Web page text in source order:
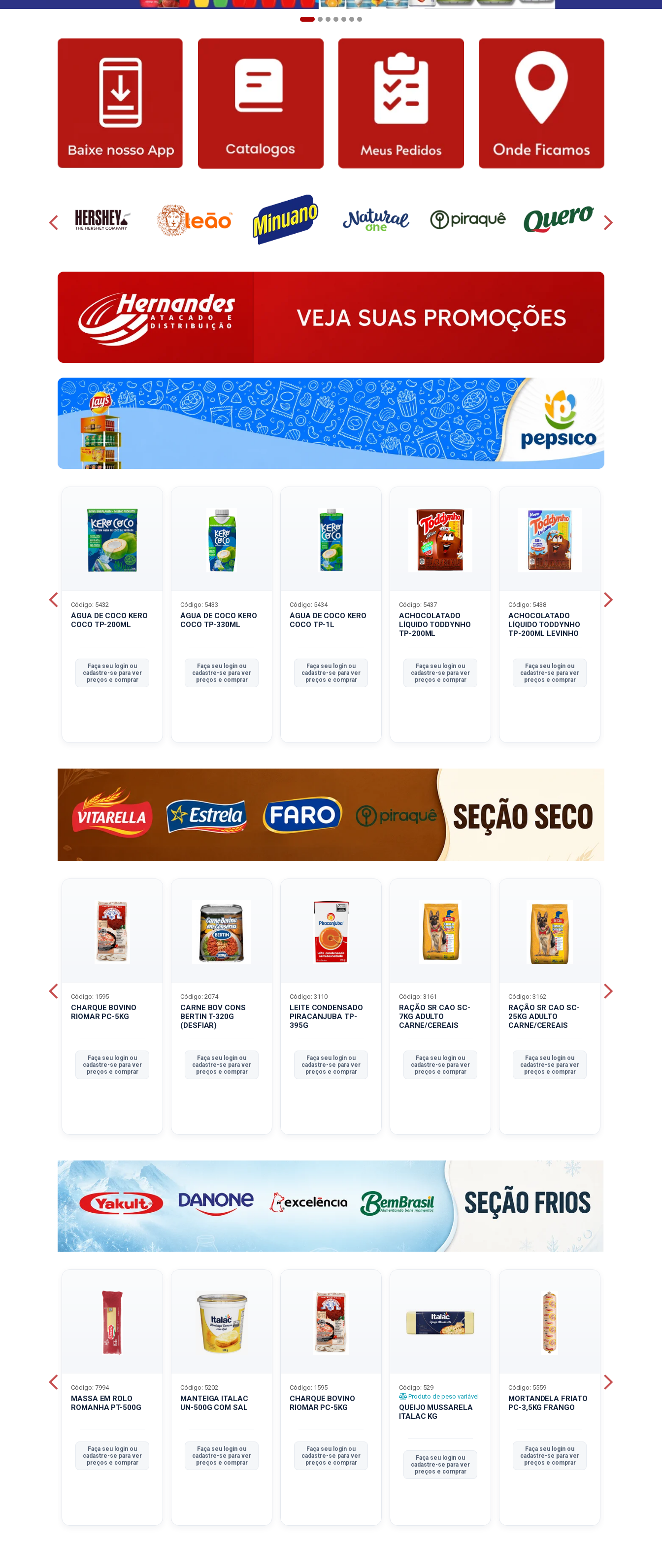
ÁGUA DE COCO KERO
COCO TP-200ML
Código: 5432
Faça seu login ou
cadastre-se para ver
preços e comprar
ÁGUA DE COCO KERO
COCO TP-330ML
Código: 5433
Faça seu login ou
cadastre-se para ver
preços e comprar
ÁGUA DE COCO KERO
COCO TP-1L
Código: 5434
Faça seu login ou
cadastre-se para ver
preços e comprar
ACHOCOLATADO
LÍQUIDO TODDYNHO
TP-200ML
Código: 5437
Faça seu login ou
cadastre-se para ver
preços e comprar
ACHOCOLATADO
LÍQUIDO TODDYNHO
TP-200ML LEVINHO
Código: 5438
Faça seu login ou
cadastre-se para ver
preços e comprar
CHARQUE BOVINO
RIOMAR PC-5KG
Código: 1595
Faça seu login ou
cadastre-se para ver
preços e comprar
CARNE BOV CONS
BERTIN T-320G
(DESFIAR)
Código: 2074
Faça seu login ou
cadastre-se para ver
preços e comprar
LEITE CONDENSADO
PIRACANJUBA TP-
395G
Código: 3110
Faça seu login ou
cadastre-se para ver
preços e comprar
RAÇÃO SR CAO SC-
7KG ADULTO
CARNE/CEREAIS
Código: 3161
Faça seu login ou
cadastre-se para ver
preços e comprar
RAÇÃO SR CAO SC-
25KG ADULTO
CARNE/CEREAIS
Código: 3162
Faça seu login ou
cadastre-se para ver
preços e comprar
MASSA EM ROLO
ROMANHA PT-500G
Código: 7994
Faça seu login ou
cadastre-se para ver
preços e comprar
MANTEIGA ITALAC
UN-500G COM SAL
Código: 5202
Faça seu login ou
cadastre-se para ver
preços e comprar
CHARQUE BOVINO
RIOMAR PC-5KG
Código: 1595
Faça seu login ou
cadastre-se para ver
preços e comprar
QUEIJO MUSSARELA
ITALAC KG
Código: 529
Produto de peso variável
Faça seu login ou
cadastre-se para ver
preços e comprar
MORTANDELA FRIATO
PC-3,5KG FRANGO
Código: 5559
Faça seu login ou
cadastre-se para ver
preços e comprar